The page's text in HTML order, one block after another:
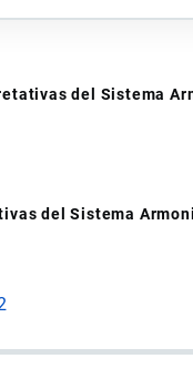
del Sistema
del Sistema